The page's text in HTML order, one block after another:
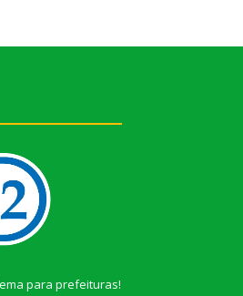
para prefeituras!